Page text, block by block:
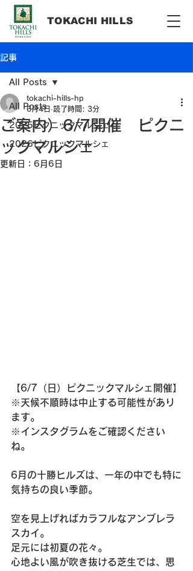
​TOKACHI HILLS
記事
All Posts
2025ピクニックマルシェ
2026ピクニックマルシェ
All Posts
ご案内）6/7開催 ピクニ
ックマルシェ
tokachi-hills-hp
6月4日 読了時間: 3分
更新日： 6月6日
【6/7（日）ピクニックマルシェ開催】
※天候不順時は中止する可能性があり
ます。
※インスタグラムをご確認ください
ね。
6月の十勝ヒルズは、一年の中でも特に
気持ちの良い季節。
空を見上げればカラフルなアンブレラ
スカイ。
足元には初夏の花々。
心地よい風が吹き抜ける芝生では、思